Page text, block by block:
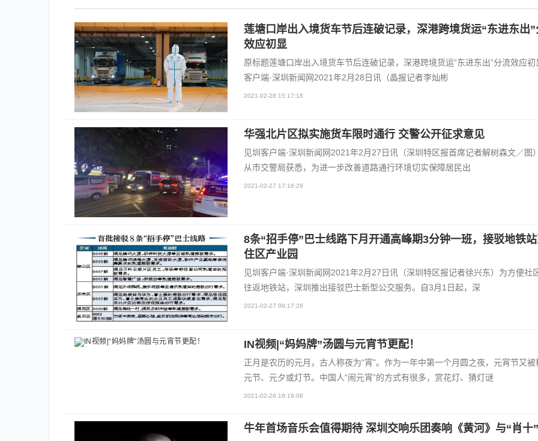
莲塘口岸出入境货车节后连破记录，深港跨境货运“东进东出”
效应初显
原标题莲塘口岸出入境货车节后连破记录，深港跨境货运“东进东出”分流效应初
客户端·深圳新闻网2021年2月28日讯（晶报记者李灿彬
2021-02-28 15:17:18
华强北片区拟实施货车限时通行 交警公开征求意见
见圳客户端·深圳新闻网2021年2月27日讯（深圳特区报首席记者解树森文／图
从市交警局获悉，为进一步改善道路通行环境切实保障居民出
2021-02-27 17:16:29
8条“招手停”巴士线路下月开通高峰期3分钟一班，接驳地铁
住区产业园
见圳客户端·深圳新闻网2021年2月27日讯（深圳特区报记者徐兴东）为方便社
往返地铁站，深圳推出接驳巴士新型公交服务。自3月1日起，深
2021-02-27 09:17:26
IN视频|“妈妈牌”汤圆与元宵节更配！
正月是农历的元月，古人称夜为“宵”。作为一年中第一个月圆之夜，元宵节又被
元节、元夕或灯节。中国人“闹元宵”的方式有很多，赏花灯、猜灯谜
2021-02-26 19:19:06
牛年首场音乐会值得期待 深圳交响乐团奏响《黄河》与“肖十”